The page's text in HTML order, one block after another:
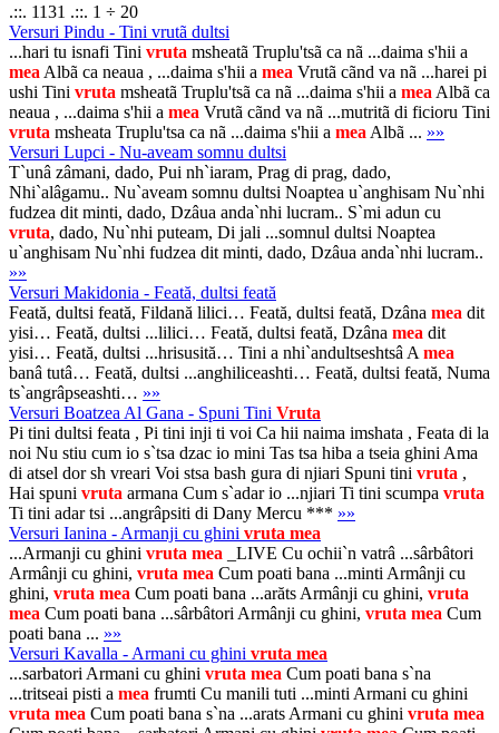
.::. 1131 .::. 1 ÷ 20
Versuri Pindu - Tini vrutã dultsi
...hari tu isnafi Tini vruta msheatã Truplu'tsã ca nã ...daima s'hii a
mea Albã ca neaua , ...daima s'hii a mea Vrutã cãnd va nã ...harei pi
ushi Tini vruta msheatã Truplu'tsã ca nã ...daima s'hii a mea Albã ca
neaua , ...daima s'hii a mea Vrutã cãnd va nã ...mutritã di ficioru Tini
vruta msheata Truplu'tsa ca nã ...daima s'hii a mea Albã ... »»
Versuri Lupci - Nu-aveam somnu dultsi
T`unâ zâmani, dado, Pui nh`iaram, Prag di prag, dado,
Nhi`alâgamu.. Nu`aveam somnu dultsi Noaptea u`anghisam Nu`nhi
fudzea dit minti, dado, Dzâua anda`nhi lucram.. S`mi adun cu
vruta, dado, Nu`nhi puteam, Di jali ...somnul dultsi Noaptea
u`anghisam Nu`nhi fudzea dit minti, dado, Dzâua anda`nhi lucram..
»»
Versuri Makidonia - Feată, dultsi feată
Feată, dultsi feată, Fildană lilici… Feată, dultsi feată, Dzâna mea dit
yisi… Feată, dultsi ...lilici… Feată, dultsi feată, Dzâna mea dit
yisi… Feată, dultsi ...hrisusită… Tini a nhi`andultseshtsâ A mea
banâ tutâ… Feată, dultsi ...anghiliceashti… Feată, dultsi feată, Numa
ts`angrâpseashti… »»
Versuri Boatzea Al Gana - Spuni Tini Vruta
Pi tini dultsi feata , Pi tini inji ti voi Ca hii naima imshata , Feata di la
noi Nu stiu cum io s`tsa dzac io mini Tas tsa hiba a tseia ghini Ama
di atsel dor sh vreari Voi stsa bash gura di njiari Spuni tini vruta ,
Hai spuni vruta armana Cum s`adar io ...njiari Ti tini scumpa vruta
Ti tini adar tsi ...angrâpsiti di Dany Mercu *** »»
Versuri Ianina - Armanji cu ghini vruta mea
...Armanji cu ghini vruta mea _LIVE Cu ochii`n vatrâ ...sârbâtori
Armânji cu ghini, vruta mea Cum poati bana ...minti Armânji cu
ghini, vruta mea Cum poati bana ...arăts Armânji cu ghini, vruta
mea Cum poati bana ...sârbâtori Armânji cu ghini, vruta mea Cum
poati bana ... »»
Versuri Kavalla - Armani cu ghini vruta mea
...sarbatori Armani cu ghini vruta mea Cum poati bana s`na
...tritseai pisti a mea frumti Cu manili tuti ...minti Armani cu ghini
vruta mea Cum poati bana s`na ...arats Armani cu ghini vruta mea